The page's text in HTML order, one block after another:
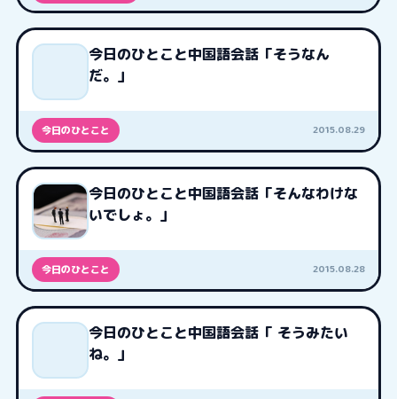
今日のひとこと中国語会話「そうなん
だ。」
今日のひとこと 2015.08.29
今日のひとこと中国語会話「そんなわけな
いでしょ。」
今日のひとこと 2015.08.28
今日のひとこと中国語会話「 そうみたい
ね。」